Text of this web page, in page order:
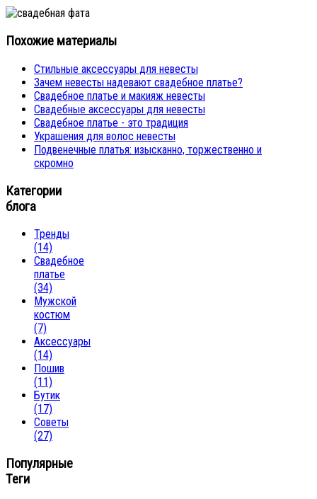
Похожие материалы
Стильные аксессуары для невесты
Зачем невесты надевают свадебное платье?
Свадебное платье и макияж невесты
Свадебные аксессуары для невесты
Свадебное платье - это традиция
Украшения для волос невесты
Подвенечные платья: изысканно, торжественно и
скромно
Категории
блога
Тренды
(14)
Свадебное
платье
(34)
Мужской
костюм
(7)
Аксессуары
(14)
Пошив
(11)
Бутик
(17)
Советы
(27)
Популярные
Теги